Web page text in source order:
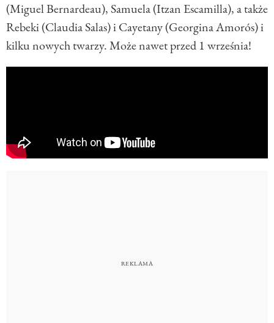
(Miguel Bernardeau), Samuela (Itzan Escamilla), a także
Rebeki (Claudia Salas) i Cayetany (Georgina Amorós) i
kilku nowych twarzy. Może nawet przed 1 września!